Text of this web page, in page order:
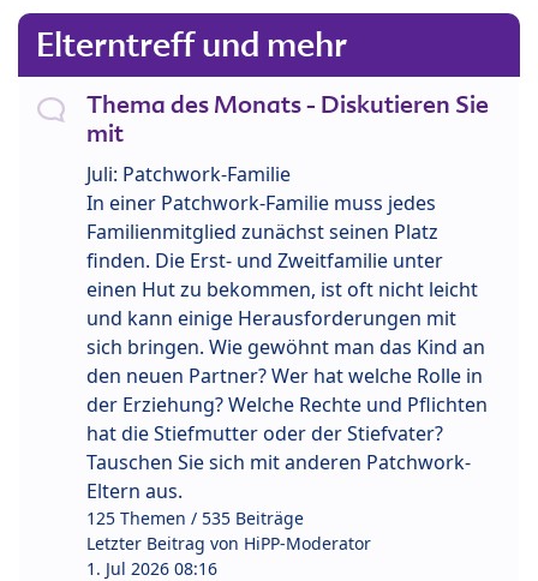
Elterntreff und mehr
Thema des Monats - Diskutieren Sie
mit
Juli: Patchwork-Familie
In einer Patchwork-Familie muss jedes
Familienmitglied zunächst seinen Platz
finden. Die Erst- und Zweitfamilie unter
einen Hut zu bekommen, ist oft nicht leicht
und kann einige Herausforderungen mit
sich bringen. Wie gewöhnt man das Kind an
den neuen Partner? Wer hat welche Rolle in
der Erziehung? Welche Rechte und Pflichten
hat die Stiefmutter oder der Stiefvater?
Tauschen Sie sich mit anderen Patchwork-
Eltern aus.
125 Themen / 535 Beiträge
Letzter Beitrag von HiPP-Moderator
1. Jul 2026 08:16